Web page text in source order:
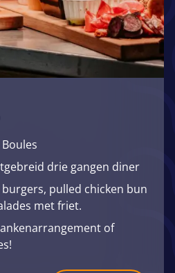
drie gangen diner
pulled chicken bun
met friet.
of